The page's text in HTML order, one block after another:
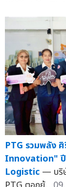
PTG รวมพลัง
Innovation" ปี
Logistic — บริ